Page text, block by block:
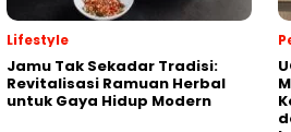
Lifestyle
Jamu Tak Sekadar Tradisi:
Revitalisasi Ramuan Herbal
untuk Gaya Hidup Modern